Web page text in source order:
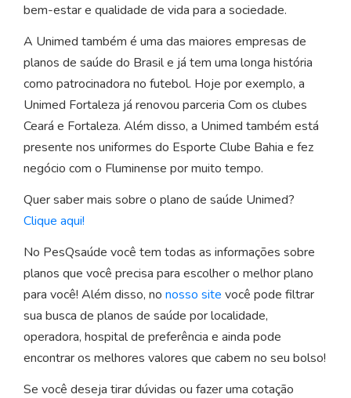
bem-estar e qualidade de vida para a sociedade.
A Unimed também é uma das maiores empresas de
planos de saúde do Brasil e já tem uma longa história
como patrocinadora no futebol. Hoje por exemplo, a
Unimed Fortaleza já renovou parceria Com os clubes
Ceará e Fortaleza. Além disso, a Unimed também está
presente nos uniformes do Esporte Clube Bahia e fez
negócio com o Fluminense por muito tempo.
Quer saber mais sobre o plano de saúde Unimed?
Clique aqui!
No PesQsaúde você tem todas as informações sobre
planos que você precisa para escolher o melhor plano
para você! Além disso, no nosso site você pode filtrar
sua busca de planos de saúde por localidade,
operadora, hospital de preferência e ainda pode
encontrar os melhores valores que cabem no seu bolso!
Se você deseja tirar dúvidas ou fazer uma cotação